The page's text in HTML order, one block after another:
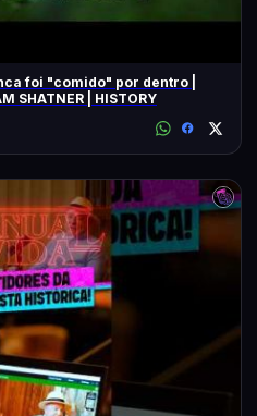
foi "comido" por dentro |
SHATNER | HISTORY